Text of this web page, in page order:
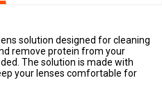
solution designed for cleaning
remove protein from your
The solution is made with
your lenses comfortable for